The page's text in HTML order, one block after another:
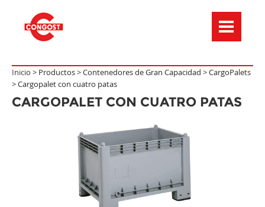
Inicio > Productos>Contenedores de Gran Capacidad >CargoPalets
>Cargopalet con cuatro patas
CARGOPALET CON CUATRO PATAS